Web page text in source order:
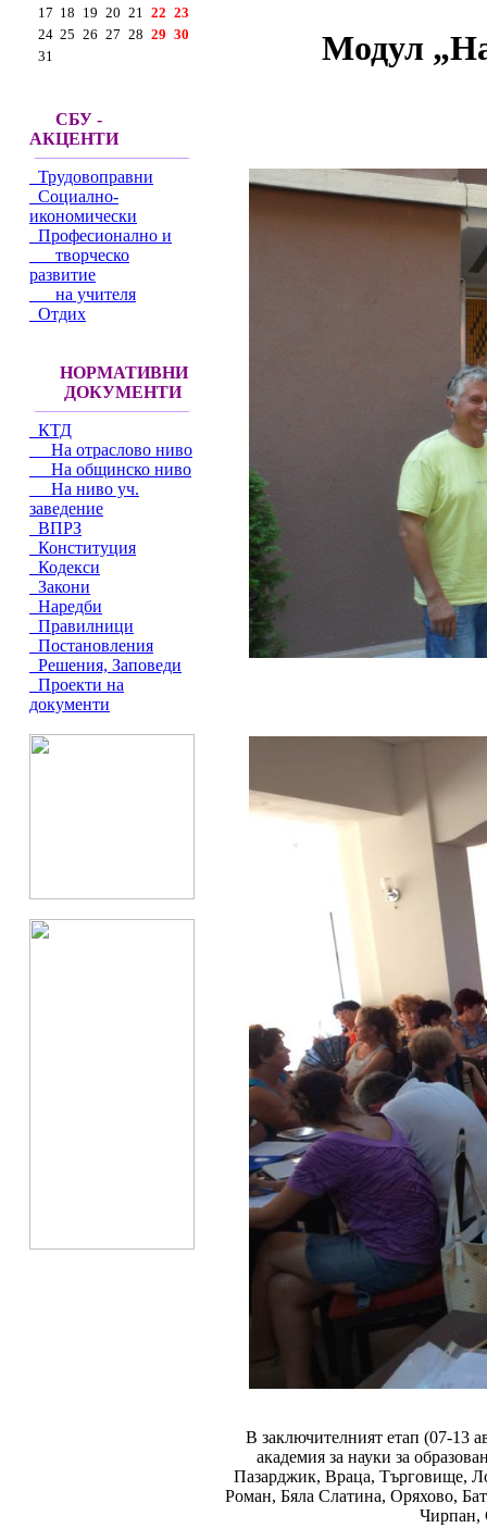
17 18 19 20 21 22 23
24 25 26 27 28 29 30
31
СБУ -
АКЦЕНТИ
Трудовоправни
Социално-
икономически
Професионално и
творческо
развитие
на учителя
Отдих
НОРМАТИВНИ
ДОКУМЕНТИ
КТД
На отраслово ниво
На общинско ниво
На ниво уч.
заведение
ВПРЗ
Конституция
Кодекси
Закони
Наредби
Правилници
Постановления
Решения, Заповеди
Проекти на
документи
Модул
В заключителният етап (07-13
академия за науки за
Пазарджик, Враца, Търговище,
Роман, Бяла Слатина, Оряхово,
Чирпан,